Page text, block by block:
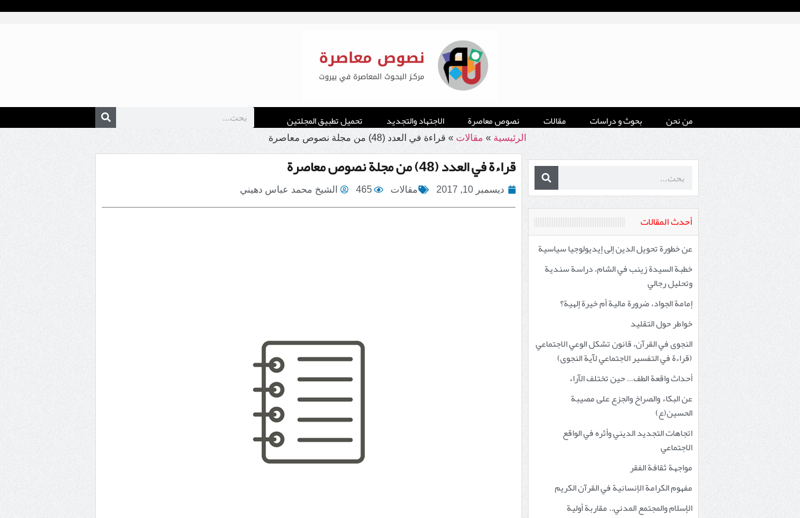
من نحن بحوث و دراسات مقالات نصوص معاصرة الاجتهاد والتجديد تحميل تطبيق المجلتين
الرئيسية » مقالات» قراءة في العدد (48) من مجلة نصوص معاصرة
أحدث المقالات
عن خطورة تحويل الدين إلى إيديولوجيا سياسية
خطبة السيدة زينب في الشام، دراسة سندية
وتحليل رجالي
إمامة الجواد، ضرورة مالية أم خيرة إلهية؟
خواطر حول التقليد
النجوى في القرآن، قانون تشكل الوعي الاجتماعي
(قراءة في التفسير الاجتماعي لآية النجوى)
أحداث واقعة الطف… حين تختلف الآراء
عن البكاء والصراخ والجزع على مصيبة
الحسين(ع)
اتجاهات التجديد الديني وأثره في الواقع
الاجتماعي
مواجهة ثقافة الفقر
مفهوم الكرامة الإنسانية في القرآن الكريم
الإسلام والمجتمع المدني.. مقاربة أولية
قراءة في العدد (48) من مجلة نصوص معاصرة
ديسمبر 10, 2017 مقالات 465 الشيخ محمد عباس دهيني